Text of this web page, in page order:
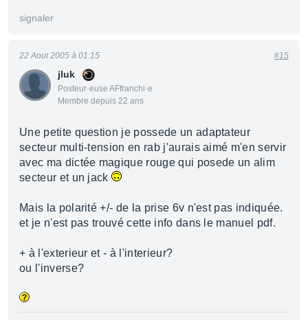
signaler
jluk
Posteur·euse AFfranchi·e
Membre depuis 22 ans
22 Aout 2005 à 01:15 #15
Une petite question je possede un adaptateur
secteur multi-tension en rab j'aurais aimé m'en servir
avec ma dictée magique rouge qui posede un alim
secteur et un jack
Mais la polarité +/- de la prise 6v n'est pas indiquée.
et je n'est pas trouvé cette info dans le manuel pdf.
+ à l'exterieur et - à l'interieur?
ou l'inverse?